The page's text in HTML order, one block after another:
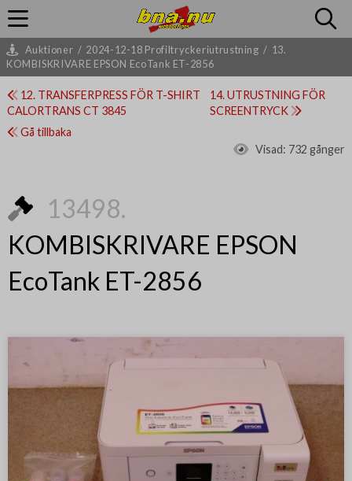
Auktioner / 2024-12-18 Profiltryckeriutrustning / 13.
KOMBISKRIVARE EPSON EcoTank ET-2856
12. TRANSFERPRESS FÖR T-SHIRT
CALORTRANS CT 3845
14. UTRUSTNING FÖR
SCREENTRYCK
Gå tillbaka
Visad: 732 gånger
13498.
KOMBISKRIVARE EPSON
EcoTank ET-2856